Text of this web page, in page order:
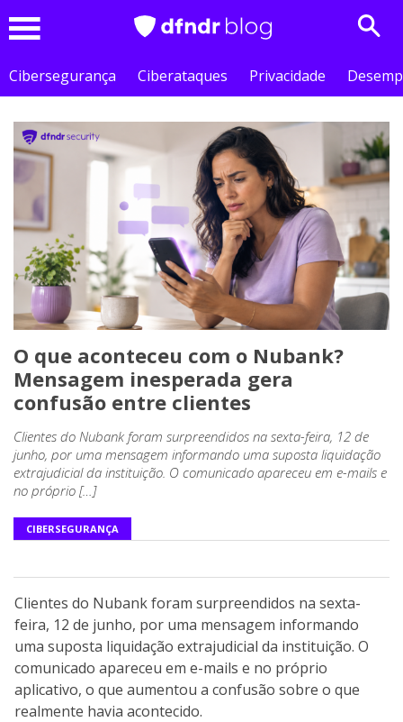
Cibersegurança
Ciberataques Privacidade
O que aconteceu com o Nubank?
Mensagem inesperada gera
confusão entre clientes
Clientes do Nubank foram surpreendidos na sexta-feira, 12 de
junho, por uma mensagem informando uma suposta liquidação
extrajudicial da instituição. O comunicado apareceu em e-mails e
no próprio […]
CIBERSEGURANÇA
Clientes do Nubank foram surpreendidos na sexta-
feira, 12 de junho, por uma mensagem informando
uma suposta liquidação extrajudicial da instituição. O
comunicado apareceu em e-mails e no próprio
aplicativo, o que aumentou a confusão sobre o que
realmente havia acontecido.